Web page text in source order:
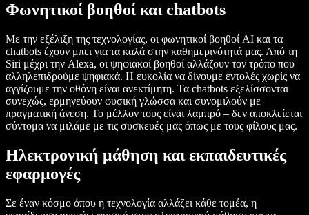
Φωνητικοί βοηθοί και chatbots
Με την εξέλιξη της τεχνολογίας, οι φωνητικοί βοηθοί AI και τα
chatbots έχουν μπει για τα καλά στην καθημερινότητά μας. Από τη
Siri μέχρι την Alexa, οι ψηφιακοί βοηθοί αλλάζουν τον τρόπο που
αλληλεπιδρούμε ψηφιακά. Η ευκολία να δίνουμε εντολές χωρίς να
αγγίζουμε την οθόνη είναι ανεκτίμητη. Τα chatbots εξελίσσονται
συνεχώς, ερμηνεύουν φυσική γλώσσα και συνομιλούν με
πραγματική άνεση. Το μέλλον τους είναι λαμπρό – δεν αποκλείεται
σύντομα να μιλάμε με τις συσκευές μας όπως με τους φίλους μας.
Ηλεκτρονική μάθηση και εκπαιδευτικές
εφαρμογές
Σε έναν κόσμο όπου η τεχνολογία αλλάζει κάθε τομέα, η